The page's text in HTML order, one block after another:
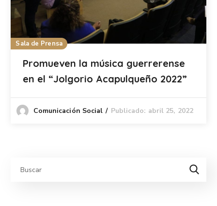
Sala de Prensa
Promueven la música guerrerense
en el “Jolgorio Acapulqueño 2022”
Comunicación Social Publicado: abril 25, 2022